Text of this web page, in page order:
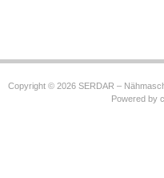
Copyright © 2026 SERDAR –
Powered by